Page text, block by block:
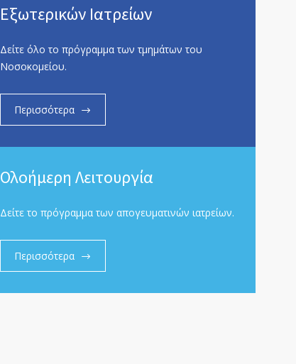
Εξωτερικών Ιατρείων
Δείτε όλο το πρόγραμμα των τμημάτων του
Νοσοκομείου.
Περισσότερα
Ολοήμερη Λειτουργία
Δείτε το πρόγραμμα των απογευματινών ιατρείων.
Περισσότερα